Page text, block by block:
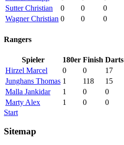
Sutter Christian
0 0
0
Wagner Christian 0 0 0
Rangers
Spieler 180er Finish Darts
Hirzel Marcel
0 0
17
Junghans Thomas 1 118
15
Malla Jankidar
1 0
0
Marty Alex
1 0
0
Start
Sitemap